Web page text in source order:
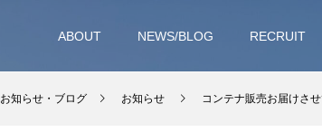
ABOUT NEWS/BLOG RECRUIT
お知らせ・ブログ お知らせ コンテナ販売お届けさ